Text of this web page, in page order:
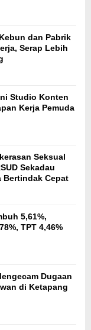
dan Pabrik
Serap Lebih
Studio Konten
Kerja Pemuda
Seksual
Sekadau
Bertindak Cepat
5,61%,
TPT 4,46%
Dugaan
di Ketapang